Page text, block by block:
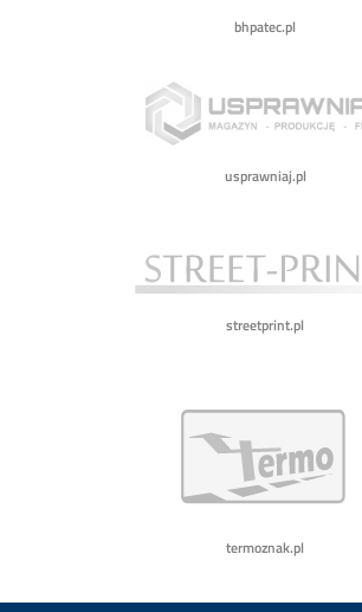
bhpatec.pl
usprawniaj.pl
streetprint.pl
termoznak.pl